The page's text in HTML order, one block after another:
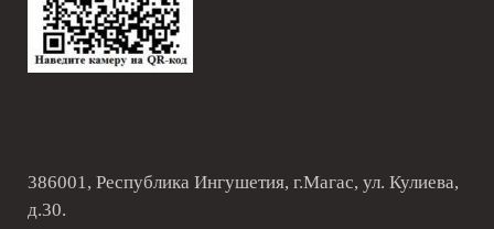
386001, Республика Ингушетия, г.Магас, ул. Кулиева,
д.30.